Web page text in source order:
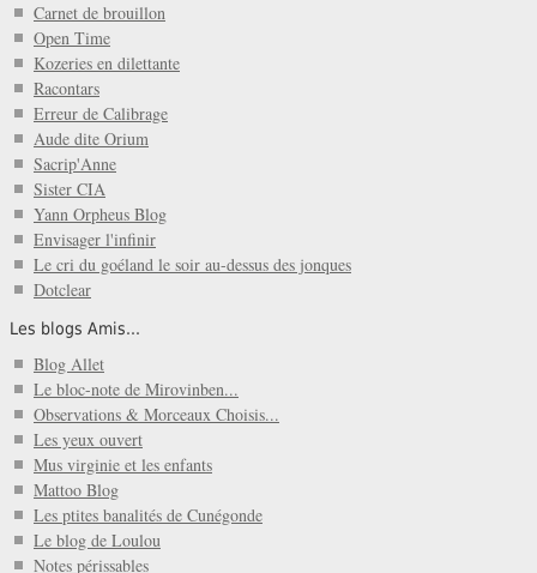
Carnet de brouillon
Open Time
Kozeries en dilettante
Racontars
Erreur de Calibrage
Aude dite Orium
Sacrip'Anne
Sister CIA
Yann Orpheus Blog
Envisager l'infinir
Le cri du goéland le soir au-dessus des jonques
Dotclear
Les blogs Amis...
Blog Allet
Le bloc-note de Mirovinben...
Observations & Morceaux Choisis...
Les yeux ouvert
Mus virginie et les enfants
Mattoo Blog
Les ptites banalités de Cunégonde
Le blog de Loulou
Notes périssables